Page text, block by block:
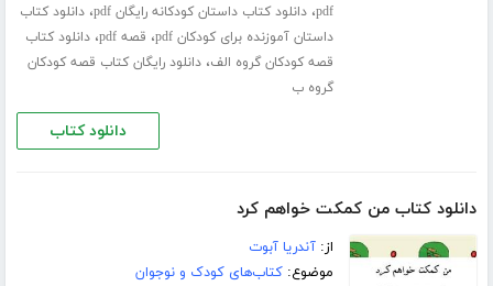
pdf،دانلود کتاب داستان کودکانه رایگان pdf ،دانلود کتاب
داستان آموزنده برای کودکان pdf
، قصه pdf ،دانلود کتاب
قصه کودکان گروه الف،دانلود رایگان کتاب قصه کودکان
گروه ب
دانلود کتاب
دانلود کتاب من کمکت خواهم کرد
از:آندریا آبوت
موضوع:کتاب‌های کودک و نوجوان